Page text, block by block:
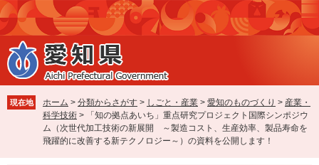
ペ
ー
ジ
の
先
で
す
メ
ニ
ュ
ー
を
ば
し
現在地 ホーム > 分類からさがす > しごと・産業 > 愛知のものづくり > 産業・
科学技術 >
「知の拠点あいち」重点研究プロジェクト国際シンポジウ
ム（次世代加工技術の新展開 ～製造コスト、生産効率、製品寿命を
飛躍的に改善する新テクノロジー～）の資料を公開します！